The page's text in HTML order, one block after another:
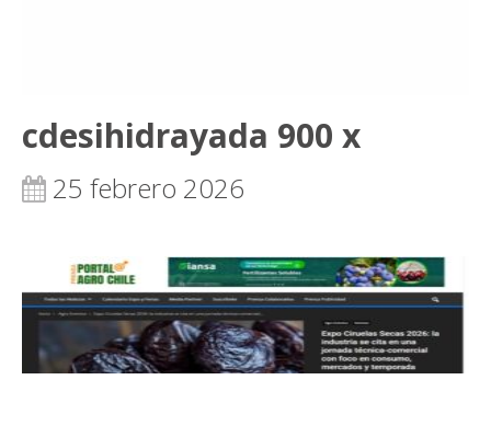
cdesihidrayada 900 x
25 febrero 2026